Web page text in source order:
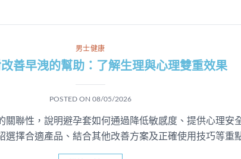
男士健康
善早洩的幫助：了解生理與心理雙重效果
POSTED ON 08/05/2026
關聯性，說明避孕套如何通過降低敏感度、提供心理安
選擇合適產品、結合其他改善方案及正確使用技巧等重